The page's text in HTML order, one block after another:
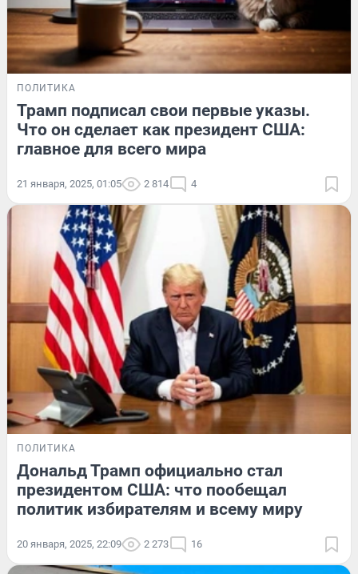
ПОЛИТИКА
Трамп подписал свои первые указы.
Что он сделает как президент США:
главное для всего мира
21 января, 2025, 01:05 2 814 4
ПОЛИТИКА
Дональд Трамп официально стал
президентом США: что пообещал
политик избирателям и всему миру
20 января, 2025, 22:09 2 273 16